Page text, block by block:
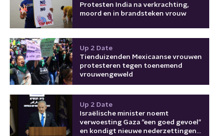
Protesten India na verkrachting,
moord en in brandsteken vrouw
Up 2 Date
Tienduizenden Mexicaanse vrouwen
protesteren tegen toenemend
vrouwengeweld
Up 2 Date
Israëlische minister noemt
verwoesting Gaza "een goed gevoel"
en kondigt nieuwe nederzettingen